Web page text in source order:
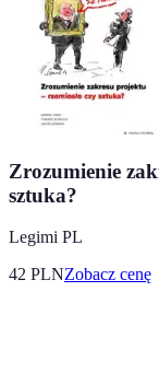
Zrozumienie
sztuka?
Legimi PL
42 PLNZobacz cenę